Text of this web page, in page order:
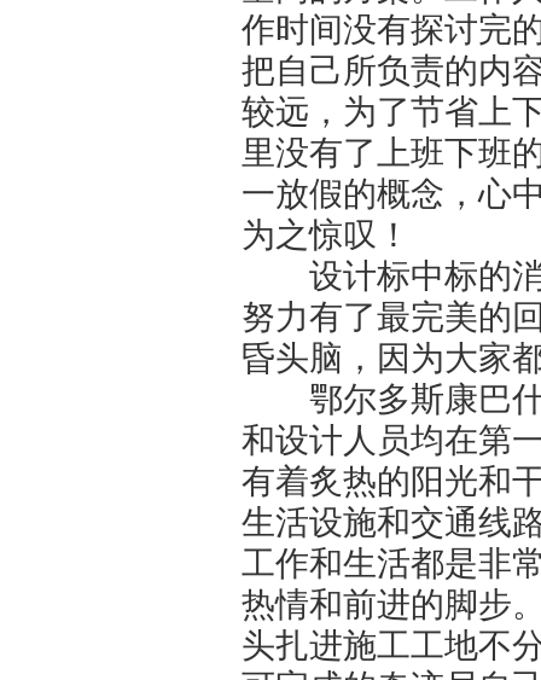
作时间没有探讨完
把自己所负责的内
较远，为了节省上
里没有了上班下班
一放假的概念，心
为之惊叹！
设计标中标的消
努力有了最完美的
昏头脑，因为大家
鄂尔多斯康巴什
和设计人员均在第
有着炙热的阳光和
生活设施和交通线
工作和生活都是非
热情和前进的脚步
头扎进施工工地不